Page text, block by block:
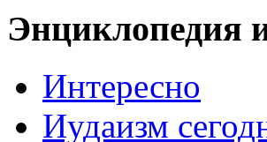
Энциклопедия
Интересно
Иудаизм